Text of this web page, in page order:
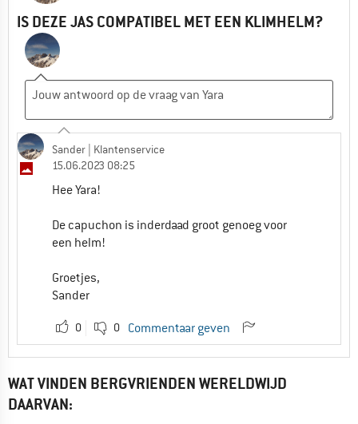
IS DEZE JAS COMPATIBEL MET EEN KLIMHELM?
Sander | Klantenservice
15.06.2023 08:25
Hee Yara!
De capuchon is inderdaad groot genoeg voor
een helm!
Groetjes,
Sander
0 0 Commentaar geven
WAT VINDEN BERGVRIENDEN WERELDWIJD
DAARVAN: